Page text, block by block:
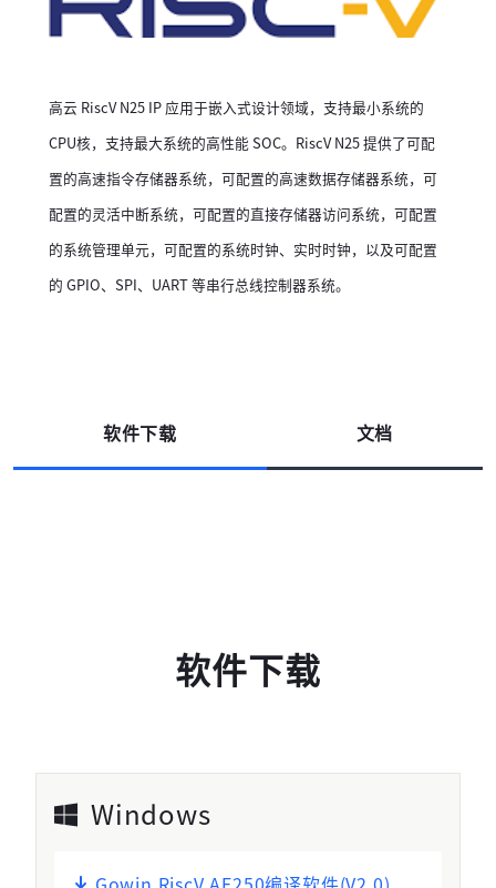
高云用户登录
高云 RiscV N25 IP 应用于嵌入式设计领域，支持最小系统的
CPU核，支持最大系统的高性能 SOC。RiscV N25 提供了可配
置的高速指令存储器系统，可配置的高速数据存储器系统，可
配置的灵活中断系统，可配置的直接存储器访问系统，可配置
的系统管理单元，可配置的系统时钟、实时时钟，以及可配置
的 GPIO、SPI、UART 等串行总线控制器系统。
软件下载 文档
软件下载
Windows
Gowin RiscV AE250编译软件(V2.0)